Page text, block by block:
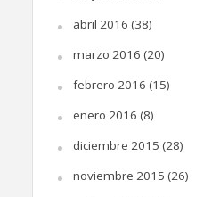
abril 2016 (38)
marzo 2016 (20)
febrero 2016 (15)
enero 2016 (8)
diciembre 2015 (28)
noviembre 2015 (26)